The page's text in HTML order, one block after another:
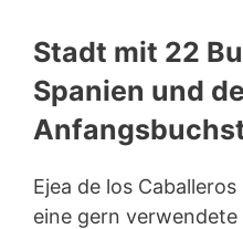
Stadt mit 22
Spanien und
Ejea de los
eine gern verwendete